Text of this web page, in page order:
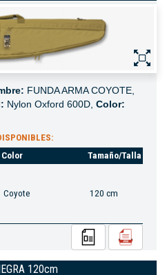
FUNDA ARMA COYOTE,
Nylon Oxford 600D, Color:
Color Tamaño/Talla
Coyote 120 cm
120cm